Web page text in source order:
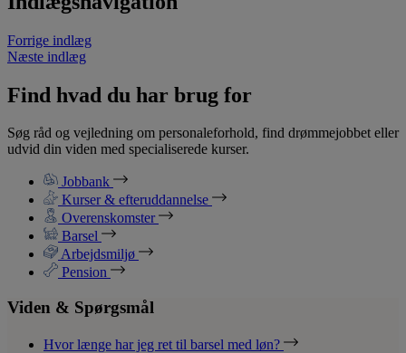
Forrige indlæg
Næste indlæg
Find hvad du har brug for
Søg råd og vejledning om personaleforhold, find drømmejobbet eller
udvid din viden med specialiserede kurser.
Jobbank
Kurser & efteruddannelse
Overenskomster
Barsel
Arbejdsmiljø
Pension
Viden & Spørgsmål
Hvor længe har jeg ret til barsel med løn?